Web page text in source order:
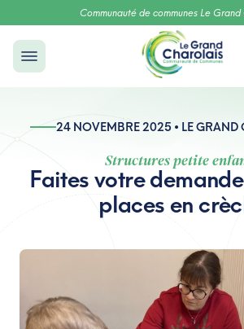
Communauté de communes Le
24 NOVEMBRE 2025 • LE GRAND
Structures petite
Faites votre
places en